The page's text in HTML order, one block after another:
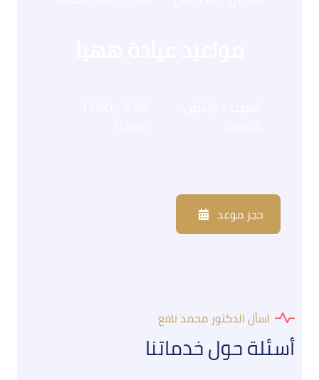
حجز موعد
اسأل الدكتور محمد نافع
أسئلة حول خدماتنا